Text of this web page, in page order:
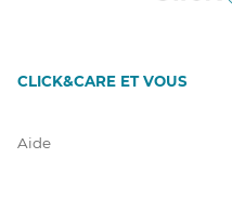
CLICK&CARE ET VOUS
Aide